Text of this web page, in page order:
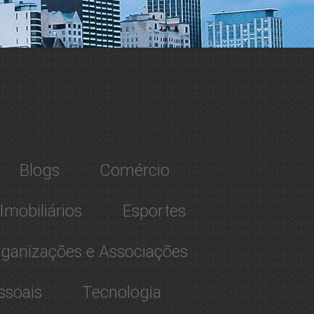
Blogs Comércio
Esportes
e Associações
Tecnologia